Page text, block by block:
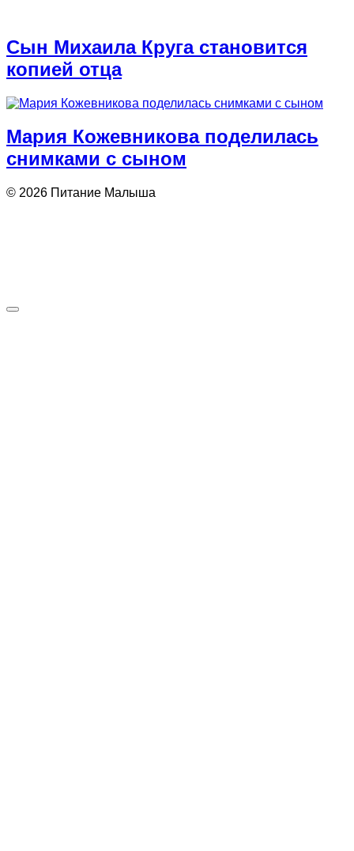
Сын Михаила Круга становится
копией отца
Мария Кожевникова поделилась
снимками с сыном
© 2026 Питание Малыша